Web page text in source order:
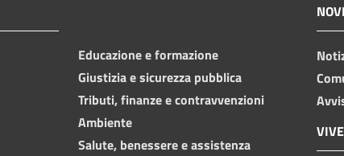
Educazione e formazione
Giustizia e sicurezza pubblica
Tributi, finanze e contravvenzioni
Ambiente
Salute, benessere e assistenza